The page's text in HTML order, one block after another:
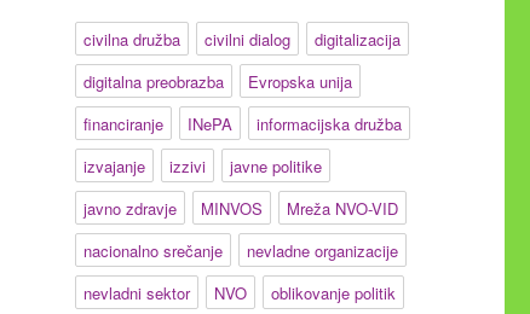
civilna družba civilni dialog
digitalizacija
digitalna preobrazba
Evropska unija
financiranje
INePA
informacijska družba
izvajanje
izzivi
javne politike
javno zdravje
MINVOS
Mreža NVO-VID
nacionalno srečanje
nevladne organizacije
nevladni sektor
NVO
oblikovanje politik